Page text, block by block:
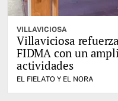
VILLAVICIOSA
Villaviciosa
FIDMA con un
actividades
EL FIELATO Y EL NORA